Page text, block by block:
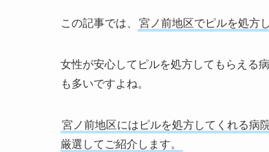
この記事では、 宮ノ前地区でピルを処方
女性が安心してピルを処方してもらえる
も多いですよね。
宮ノ前地区にはピルを処方してくれる病
厳選してご紹介します。